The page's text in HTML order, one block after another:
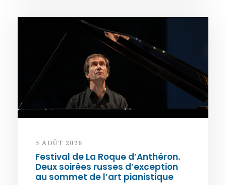
5 AOÛT 2026
Festival de La Roque d’Anthéron.
Deux soirées russes d’exception
au sommet de l’art pianistique